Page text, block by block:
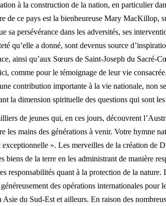
à la construction de la nation, en particulier
de ce pays est la bienheureuse Mary MacKillop,
sa persévérance dans les adversités, ses
qu’elle a donné, sont devenus source
ainsi qu’aux Sœurs de Saint-Joseph du Sacré-
comme pour le témoignage de leur vie
contribution importante à la vie nationale, non
la dimension spirituelle des questions qui sont
de jeunes qui, en ces jours, découvrent
les mains des générations à venir. Votre hymne
exceptionnelle ». Les merveilles de la création de
biens de la terre en les administrant de manière
responsabilités quant à la protection de la
des opérations internationales
du Sud-Est et ailleurs. En raison des